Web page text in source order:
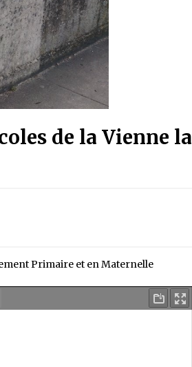
de la Vienne la
Primaire et en Maternelle